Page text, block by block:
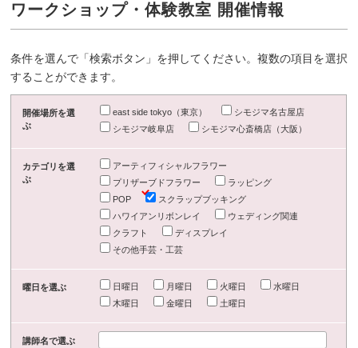
ワークショップ・体験教室 開催情報
条件を選んで「検索ボタン」を押してください。複数の項目を選択
することができます。
開催場所を選
ぶ
east side tokyo（東京）
シモジマ名古屋店
シモジマ岐阜店
シモジマ心斎橋店（大阪）
カテゴリを選
ぶ
アーティフィシャルフラワー
プリザーブドフラワー
ラッピング
POP
スクラップブッキング
ハワイアンリボンレイ
ウェディング関連
クラフト
ディスプレイ
その他手芸・工芸
曜日を選ぶ 日曜日 月曜日 火曜日
水曜日
木曜日
金曜日 土曜日
講師名で選ぶ